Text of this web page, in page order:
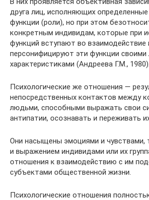
друга лиц, исполняющих
функции (роли), но при этом
конкретным индивидам, которые при
функций вступают во взаимодействие
персонифицируют эти функции
характеристиками (Андреева Г.М., 1980).
Психологические же отношения —
непосредственных контактов между
людьми, способными выражать свои
антипатии, осознавать и переживать
Они насыщены эмоциями и чувствами,
и выражением индивидами или их
отношения к взаимодействию с им
субъектами общественной жизни.
Психологические отношения